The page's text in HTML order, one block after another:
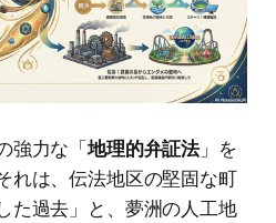
強力な「地理的弁証法」を
れは、伝法地区の堅固な町
た過去」と、夢洲の人工地